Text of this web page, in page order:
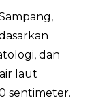
dan
laut
sentimeter.